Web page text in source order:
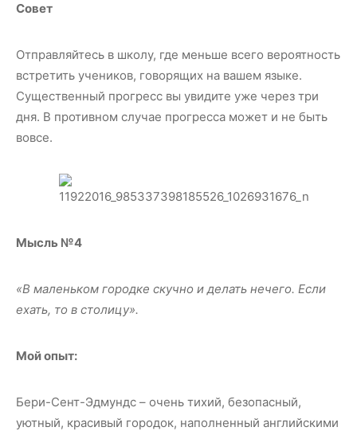
Совет
Отправляйтесь в школу, где меньше всего вероятность
встретить учеников, говорящих на вашем языке.
Существенный прогресс вы увидите уже через три
дня. В противном случае прогресса может и не быть
вовсе.
Мысль №4
«В маленьком городке скучно и делать нечего. Если
ехать, то в столицу».
Мой опыт:
Бери-Сент-Эдмундс – очень тихий, безопасный,
уютный, красивый городок, наполненный английскими